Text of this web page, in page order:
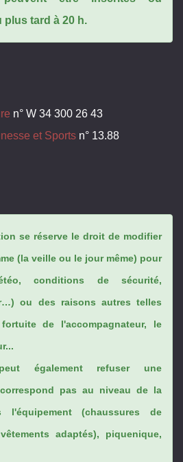
plus tard à 20 h.
n° W 34 300 26 43
et Sports n° 13.88
se réserve le droit de modifier
(la veille ou le jour même) pour
conditions de sécurité,
ou des raisons autres telles
de l'accompagnateur, le
peut également refuser une
pas au niveau de la
l'équipement (chaussures de
adaptés), piquenique,